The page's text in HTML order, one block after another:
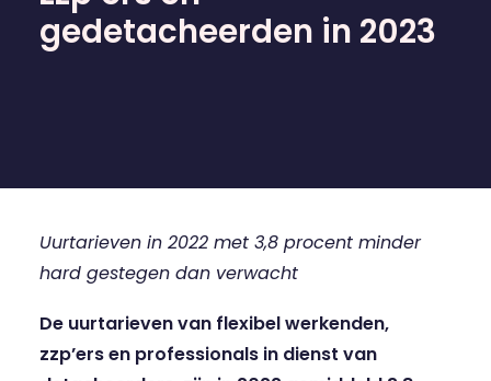
gedetacheerden in 2023
Uurtarieven in 2022 met 3,8 procent minder
hard gestegen dan verwacht
De uurtarieven van flexibel werkenden,
zzp’ers en professionals in dienst van